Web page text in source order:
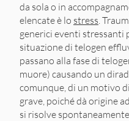
da sola o in
elencate è lo stress.
generici eventi stressanti
situazione di telogen
passano alla fase di
muore) causando un
comunque, di un motivo
grave, poiché dà origine
si risolve